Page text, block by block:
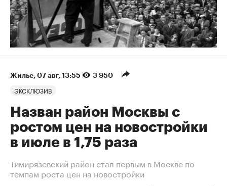
Жилье⁠, 07 авг, 13:55 3 950
ЭКСКЛЮЗИВ
Назван район Москвы с
ростом цен на новостройки
в июле в 1,75 раза
Тимирязевский район стал первым в Москве по
темпам роста цен на новостройки